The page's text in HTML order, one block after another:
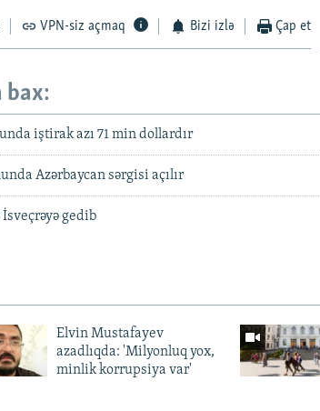
VPN-siz açmaq Bizi izlə Çap et
bax:
iştirak azı 71 min dollardır
Azərbaycan sərgisi açılır
gedib
Elvin Mustafayev
azadlıqda: 'Milyonluq yox,
minlik korrupsiya var'